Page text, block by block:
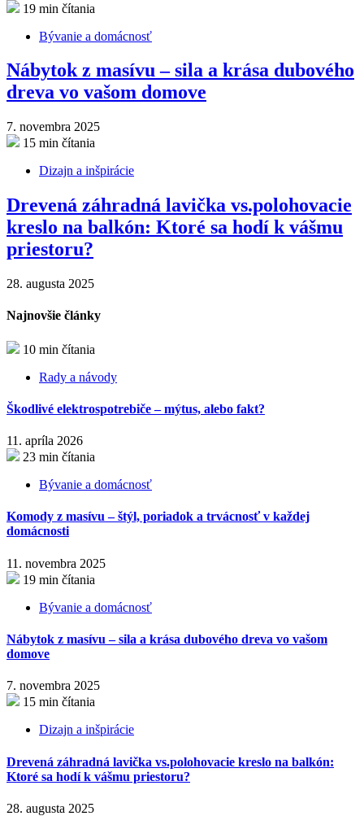
19 min čítania
Bývanie a domácnosť
Nábytok z masívu – sila a krása dubového
dreva vo vašom domove
7. novembra 2025
15 min čítania
Dizajn a inšpirácie
Drevená záhradná lavička vs.polohovacie
kreslo na balkón: Ktoré sa hodí k vášmu
priestoru?
28. augusta 2025
Najnovšie články
10 min čítania
Rady a návody
Škodlivé elektrospotrebiče – mýtus, alebo fakt?
11. apríla 2026
23 min čítania
Bývanie a domácnosť
Komody z masívu – štýl, poriadok a trvácnosť v každej
domácnosti
11. novembra 2025
19 min čítania
Bývanie a domácnosť
Nábytok z masívu – sila a krása dubového dreva vo vašom
domove
7. novembra 2025
15 min čítania
Dizajn a inšpirácie
Drevená záhradná lavička vs.polohovacie kreslo na balkón:
Ktoré sa hodí k vášmu priestoru?
28. augusta 2025